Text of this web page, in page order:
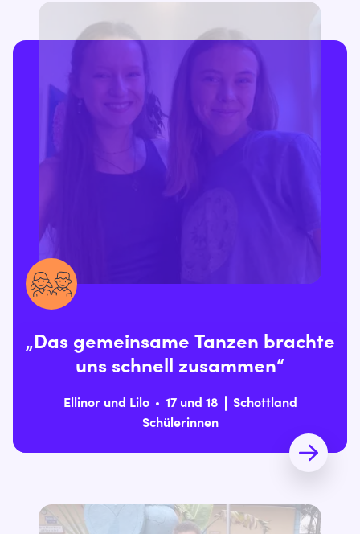
„Das gemeinsame Tanzen brachte
uns schnell zusammen“
Ellinor und Lilo 17 und 18
Schottland
Schülerinnen